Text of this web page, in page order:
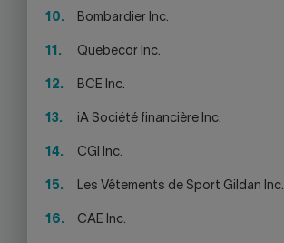
Bombardier Inc.
Quebecor Inc.
BCE Inc.
iA Société financière Inc.
CGI Inc.
Les Vêtements de Sport Gildan Inc.
CAE Inc.